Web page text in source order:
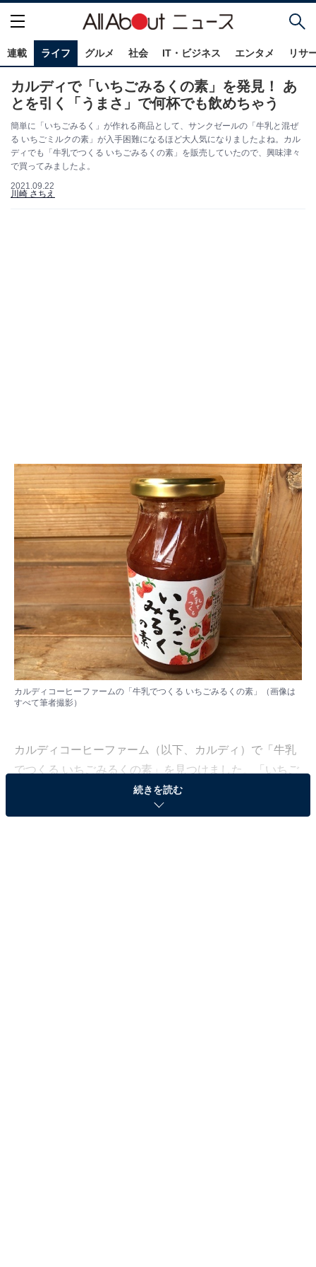
連載 ライフ グルメ 社会 IT・ビジネス エンタメ リサ
カルディで「いちごみるくの素」を発見！ あ
とを引く「うまさ」で何杯でも飲めちゃう
簡単に「いちごみるく」が作れる商品として、サンクゼールの「牛乳と混ぜ
る いちごミルクの素」が入手困難になるほど大人気になりましたよね。カル
ディでも「牛乳でつくる いちごみるくの素」を販売していたので、興味津々
で買ってみましたよ。
2021.09.22
川崎 さちえ
カルディコーヒーファームの「牛乳でつくる いちごみるくの素」（画像は
すべて筆者撮影）
カルディコーヒーファーム（以下、カルディ）で「牛乳
でつくる いちごみるくの素」を見つけました。「いちご
みるくの素」というと、サンクゼールの「
牛乳と混ぜる いちごミルクの素
続きを読む